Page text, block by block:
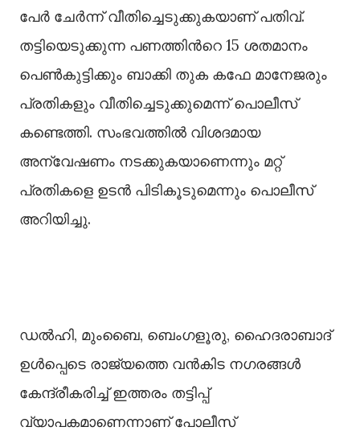
പേർ ചേർന്ന് വീതിച്ചെടുക്കുകയാണ് പതിവ്.
തട്ടിയെടുക്കുന്ന പണത്തിന്‍റെ 15 ശതമാനം
പെണ്‍കുട്ടിക്കും ബാക്കി തുക കഫേ മാനേജരും
പ്രതികളും വീതിച്ചെടുക്കുമെന്ന് പൊലീസ്
കണ്ടെത്തി. സംഭവത്തില്‍ വിശദമായ
അന്വേഷണം നടക്കുകയാണെന്നും മറ്റ്
പ്രതികളെ ഉടൻ പിടികൂടുമെന്നും പൊലീസ്
അറിയിച്ചു.
ഡല്‍ഹി, മുംബൈ, ബെംഗളൂരു, ഹൈദരാബാദ്
ഉള്‍പ്പെടെ രാജ്യത്തെ വൻകിട നഗരങ്ങള്‍
കേന്ദ്രീകരിച്ച്‌ ഇത്തരം തട്ടിപ്പ്
വ്യാപകമാണെന്നാണ് പോലീസ്